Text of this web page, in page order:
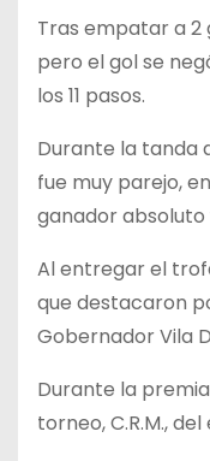
Tras empatar a
pero el gol se
los 11 pasos.
Durante la tanda
fue muy parejo,
ganador
Al entregar el
que destacaron
Gobernador Vila
Durante la
torneo, C.R.M.,